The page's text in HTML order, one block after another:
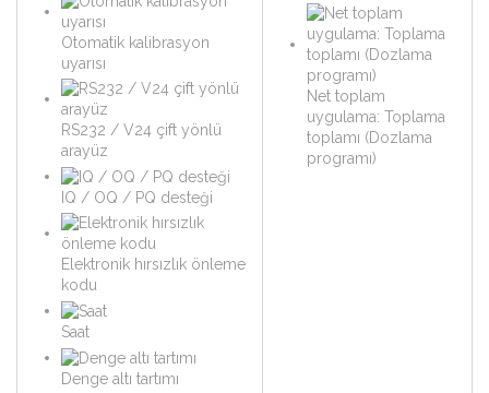
Otomatik kalibrasyon
uyarısı
RS232 / V24 çift yönlü
arayüz
IQ / OQ / PQ desteği
Elektronik hırsızlık önleme
kodu
Saat
Denge altı tartımı
Net toplam
uygulama: Toplama
toplamı (Dozlama
programı)